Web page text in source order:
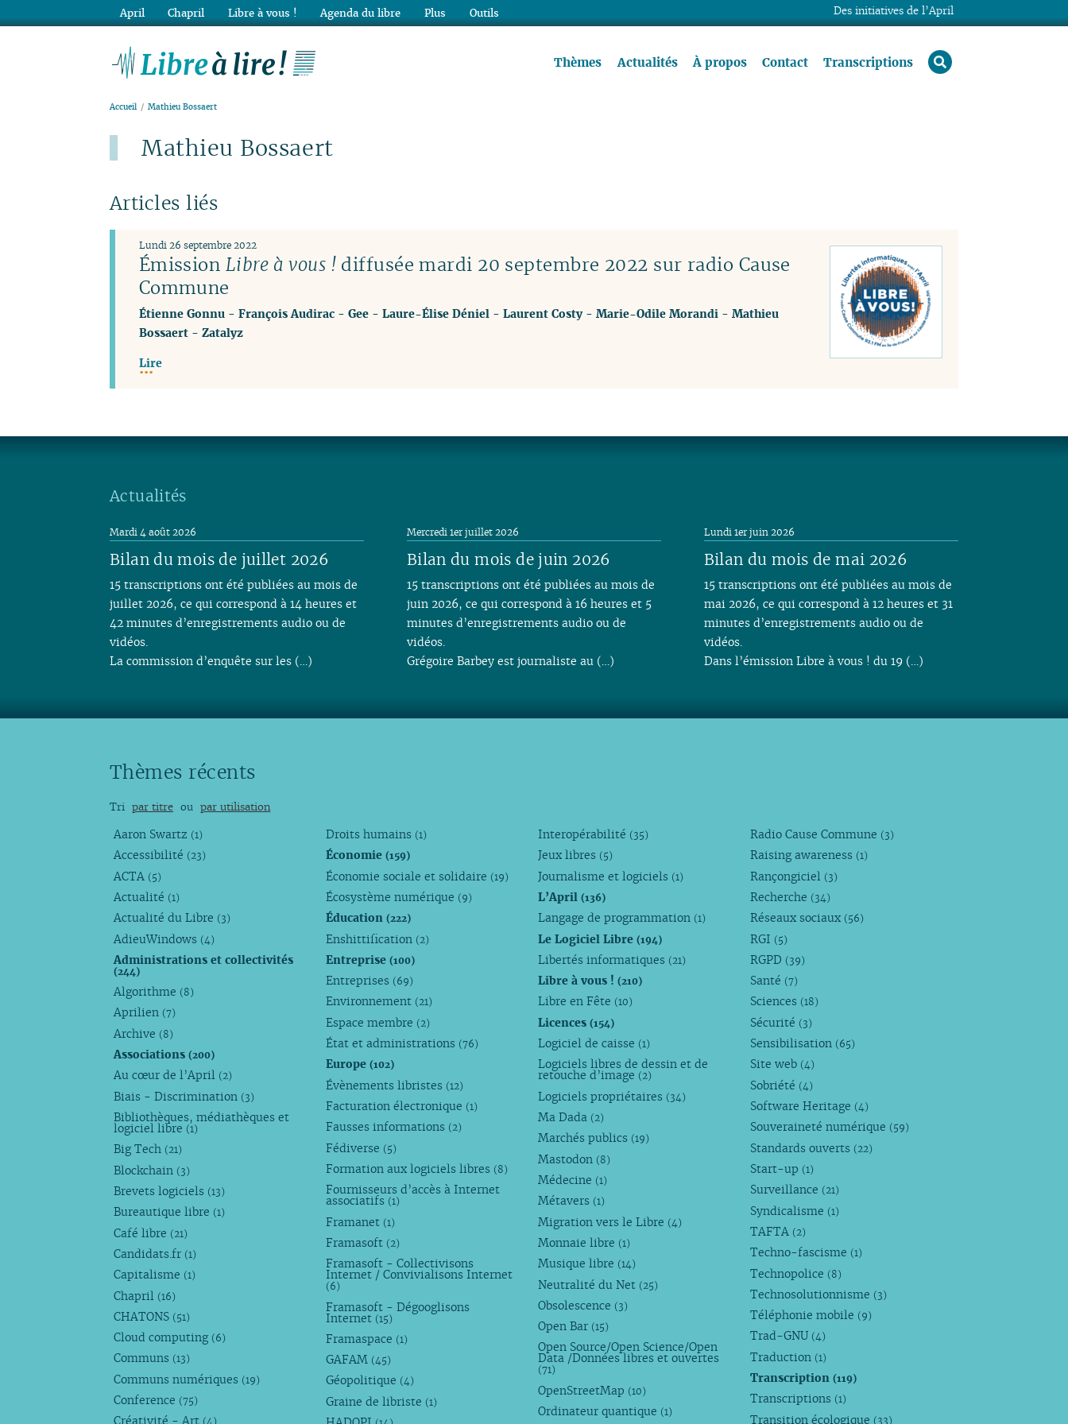
Thèmes Actualités À propos Contact Transcriptions rechercher
Accueil Mathieu Bossaert
Mathieu Bossaert
Articles liés
Émission Libre à vous !diffusée mardi 20 septembre 2022 sur radio Cause
Commune
Lundi 26 septembre 2022
Étienne Gonnu- François Audirac- Gee- Laure-Élise Déniel- Laurent Costy- Marie-Odile Morandi- Mathieu
Bossaert- Zatalyz
Lire
Actualités
Bilan du mois de juillet 2026
Mardi 4 août 2026
15 transcriptions ont été publiées au mois de
juillet 2026, ce qui correspond à 14 heures et
42 minutes d’enregistrements audio ou de
vidéos.
La commission d’enquête sur les (…)
Bilan du mois de juin 2026
Mercredi 1er juillet 2026
15 transcriptions ont été publiées au mois de
juin 2026, ce qui correspond à 16 heures et 5
minutes d’enregistrements audio ou de
vidéos.
Grégoire Barbey est journaliste au (…)
Bilan du mois de mai 2026
Lundi 1er juin 2026
15 transcriptions ont été publiées au mois de
mai 2026, ce qui correspond à 12 heures et 31
minutes d’enregistrements audio ou de
vidéos.
Dans l’émission Libre à vous ! du 19 (…)
Thèmes récents
Tri par titre ou par utilisation
Aaron Swartz (1)
Accessibilité (23)
ACTA (5)
Actualité (1)
Actualité du Libre (3)
AdieuWindows (4)
Administrations et collectivités
(244)
Algorithme (8)
Aprilien (7)
Archive (8)
Associations(200)
Au cœur de l’April (2)
Biais - Discrimination (3)
Bibliothèques, médiathèques et
logiciel libre (1)
Big Tech (21)
Blockchain (3)
Brevets logiciels (13)
Bureautique libre (1)
Café libre (21)
Candidats.fr (1)
Capitalisme (1)
Chapril (16)
CHATONS (51)
Cloud computing (6)
Communs (13)
Communs numériques (19)
Conference (75)
Droits humains (1)
Économie(159)
Économie sociale et solidaire (19)
Écosystème numérique (9)
Éducation(222)
Enshittification (2)
Entreprise(100)
Entreprises (69)
Environnement (21)
Espace membre (2)
État et administrations (76)
Europe(102)
Évènements libristes (12)
Facturation électronique (1)
Fausses informations (2)
Fédiverse (5)
Formation aux logiciels libres (8)
Fournisseurs d’accès à Internet
associatifs (1)
Framanet (1)
Framasoft (2)
Framasoft - Collectivisons
Internet / Convivialisons Internet
(6)
Framasoft - Dégooglisons
Internet (15)
Framaspace (1)
GAFAM (45)
Géopolitique (4)
Graine de libriste (1)
Interopérabilité (35)
Jeux libres (5)
Journalisme et logiciels (1)
L’April(136)
Langage de programmation (1)
Le Logiciel Libre(194)
Libertés informatiques (21)
Libre à vous !(210)
Libre en Fête (10)
Licences(154)
Logiciel de caisse (1)
Logiciels libres de dessin et de
retouche d’image (2)
Logiciels propriétaires (34)
Ma Dada (2)
Marchés publics (19)
Mastodon (8)
Médecine (1)
Métavers (1)
Migration vers le Libre (4)
Monnaie libre (1)
Musique libre (14)
Neutralité du Net (25)
Obsolescence (3)
Open Bar (15)
Open Source/Open Science/Open
Data /Données libres et ouvertes
(71)
OpenStreetMap (10)
Ordinateur quantique (1)
Radio Cause Commune (3)
Raising awareness (1)
Rançongiciel (3)
Recherche (34)
Réseaux sociaux (56)
RGI (5)
RGPD (39)
Santé (7)
Sciences (18)
Sécurité (3)
Sensibilisation (65)
Site web (4)
Sobriété (4)
Software Heritage (4)
Souveraineté numérique (59)
Standards ouverts (22)
Start-up (1)
Surveillance (21)
Syndicalisme (1)
TAFTA (2)
Techno-fascisme (1)
Technopolice (8)
Technosolutionnisme (3)
Téléphonie mobile (9)
Trad-GNU (4)
Traduction (1)
Transcription(119)
Transcriptions (1)
Transition écologique (33)
Des initiatives de l’April
April Chapril Libre à vous ! Agenda du libre Plus Outils